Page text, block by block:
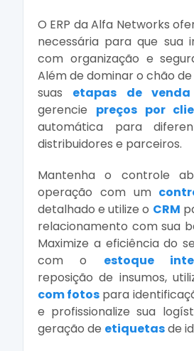
O ERP da Alfa Networks
necessária para que sua
com organização e
Além de dominar o chão
suas etapas de venda
gerencie preços por
automática para
distribuidores e parceiros.
Mantenha o controle
operação com um
detalhado e utilize o CRM
relacionamento com sua
Maximize a eficiência do
com o estoque
reposição de insumos,
com fotos para
e profissionalize sua
geração de etiquetasde